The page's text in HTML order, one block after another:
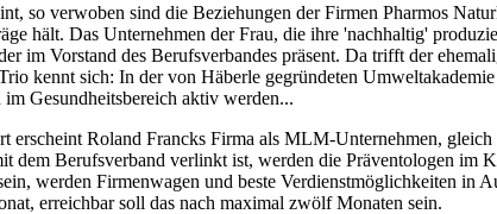
so verwoben sind die Beziehungen der Firmen Pharmos
hält. Das Unternehmen der Frau, die ihre 'nachhaltig'
im Vorstand des Berufsverbandes präsent. Da trifft der
kennt sich: In der von Häberle gegründeten
Gesundheitsbereich aktiv werden...
Roland Francks Firma als MLM-Unternehmen,
dem Berufsverband verlinkt ist, werden die Präventologen im
werden Firmenwagen und beste Verdienstmöglichkeiten in
erreichbar soll das nach maximal zwölf Monaten sein.